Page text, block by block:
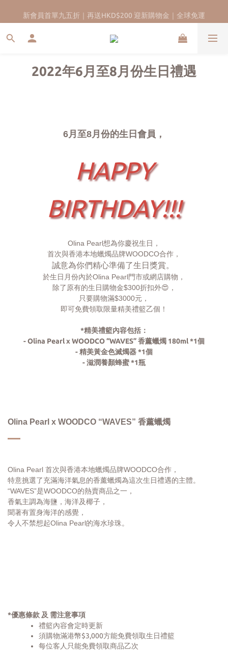
香港13年珍珠品牌｜實體門市｜五年售後保養服務
新會員首單九五折｜再送HKD$200 迎新購物金｜全球免運
2022年6月至8月份生日禮遇
6月至8月份的生日會員，
HAPPY
BIRTHDAY!!!
Olina Pearl想為你慶祝生日，
首次與香港本地蠟燭品牌WOODCO合作，
誠意為你們精心準備了生日獎賞。
於生日月份內於Olina Pearl門市或網店購物，
除了原有的生日購物金$300折扣外😍，
只要購物滿$3000元，
即可免費領取限量精美禮籃乙個！
*精美禮籃內容包括：
- Olina Pearl x WOODCO “WAVES” 香薰蠟燭 180ml *1個
- 精美黃金色滅燭器 *1個
- 滋潤養顏蜂蜜 *1瓶
Olina Pearl x WOODCO “WAVES” 香薰蠟燭
Olina Pearl 首次與香港本地蠟燭品牌WOODCO合作，
特意挑選了充滿海洋氣息的香薰蠟燭為這次生日禮遇的主體。
“WAVES”是WOODCO的熱賣商品之一，
香氣主調為海鹽，海洋及椰子，
聞著有置身海洋的感覺，
令人不禁想起Olina Pearl的海水珍珠。
*優惠條款 及 需注意事項
禮籃內容會定時更新
須購物滿港幣$3,000方能免費領取生日禮籃
每位客人只能免費領取商品乙次